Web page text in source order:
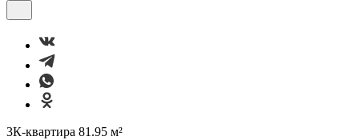
3К-квартира 81.95 м²